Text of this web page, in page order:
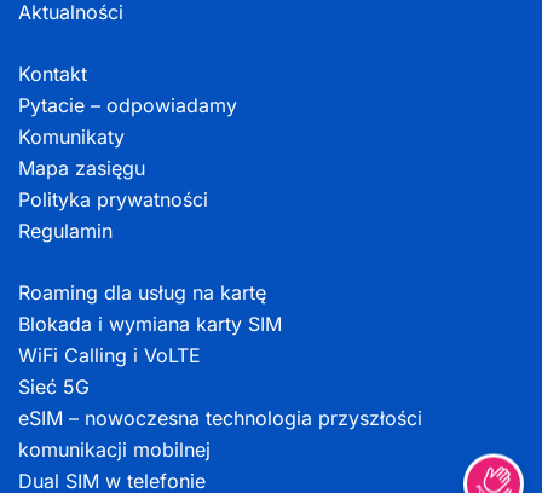
Aktualności
Kontakt
Pytacie – odpowiadamy
Komunikaty
Mapa zasięgu
Polityka prywatności
Regulamin
Roaming dla usług na kartę
Blokada i wymiana karty SIM
WiFi Calling i VoLTE
Sieć 5G
eSIM – nowoczesna technologia przyszłości
komunikacji mobilnej
Dual SIM w telefonie